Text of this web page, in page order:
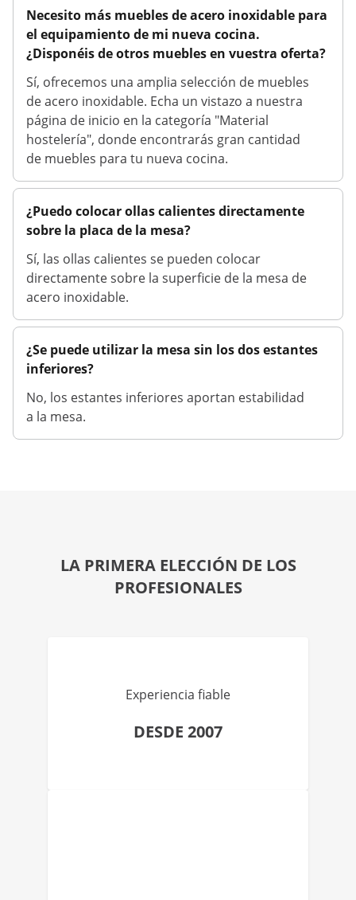
Necesito más muebles de acero inoxidable para
el equipamiento de mi nueva cocina.
¿Disponéis de otros muebles en vuestra oferta?
Sí, ofrecemos una amplia selección de muebles
de acero inoxidable. Echa un vistazo a nuestra
página de inicio en la categoría "Material
hostelería", donde encontrarás gran cantidad
de muebles para tu nueva cocina.
¿Puedo colocar ollas calientes directamente
sobre la placa de la mesa?
Sí, las ollas calientes se pueden colocar
directamente sobre la superficie de la mesa de
acero inoxidable.
¿Se puede utilizar la mesa sin los dos estantes
inferiores?
No, los estantes inferiores aportan estabilidad
a la mesa.
LA PRIMERA ELECCIÓN DE LOS
PROFESIONALES
Experiencia fiable
DESDE 2007